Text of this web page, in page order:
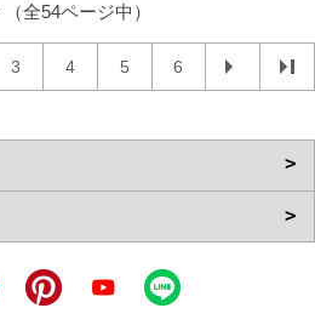
全54ページ中）
3 4 5 6